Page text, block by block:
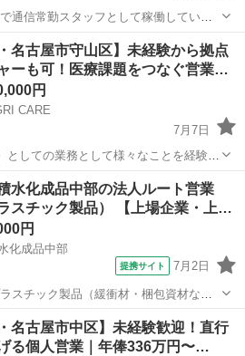
通信常勤スタッフとして稼働していた
本気でお仕事に取り組んでいただける
未経験
名古屋市守山区】未経験から拠点
ーも可！医療課題をつなぐ営業…
円
CARE
7月7日
しての業務として様々なことを経験し
ジメント業務にも携わっていただきま
なぐ」ことです。 地域の人々や医療・
病院
水化成品中部の法人ルート営業
スチック製品） 【上場企業・上…
円
化成品中部
提携サイト 7月2日
スチック製品（緩衝材・梱包資材な
。 既存顧客を中心なので、相手のニー
既存顧客へ
...
営業
名古屋市中区】未経験歓迎！直行
る個人営業｜年俸336万円〜…